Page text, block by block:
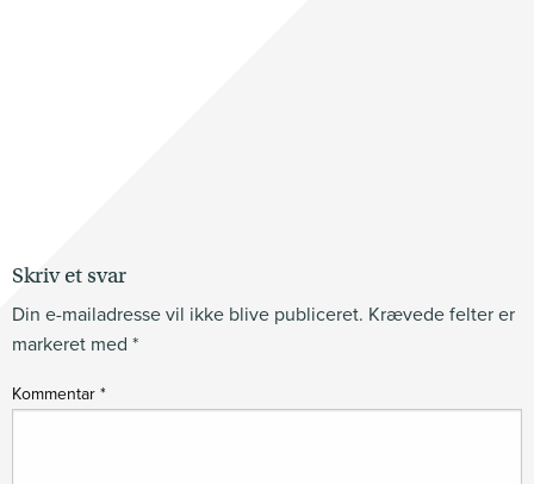
Skriv et svar
Din e-mailadresse vil ikke blive publiceret. Krævede felter er
markeret med *
Kommentar *